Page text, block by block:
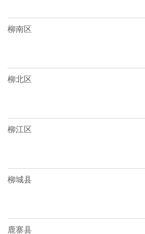
柳南区
柳北区
柳江区
柳城县
鹿寨县